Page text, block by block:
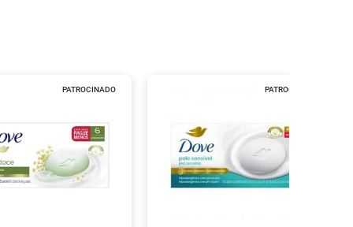
PATROCINADO PATROCINADO